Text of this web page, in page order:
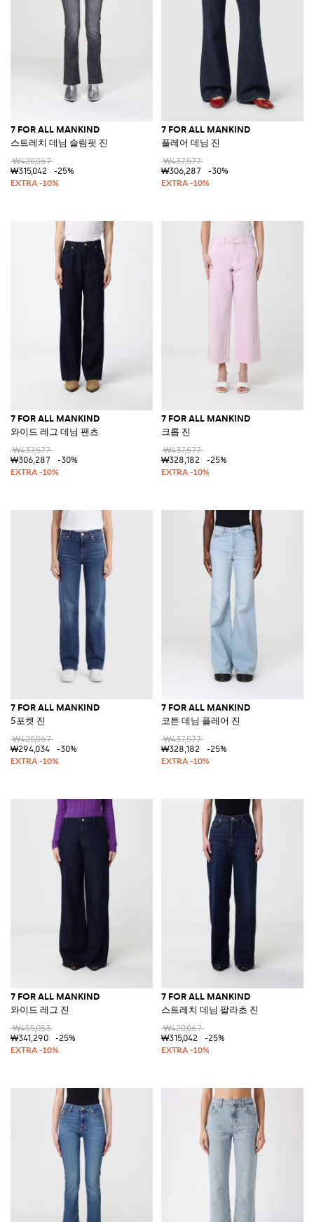
7 FOR ALL MANKIND
스트레치 데님 슬림핏 진
₩420,067
₩315,042
-25%
7 FOR ALL MANKIND
플레어 데님 진
₩437,577
₩306,287
-30%
7 FOR ALL MANKIND
와이드 레그 데님 팬츠
₩437,577
₩306,287
-30%
7 FOR ALL MANKIND
크롭 진
₩437,577
₩328,182
-25%
7 FOR ALL MANKIND
5포켓 진
₩420,067
₩294,034
-30%
7 FOR ALL MANKIND
코튼 데님 플레어 진
₩437,577
₩328,182
-25%
7 FOR ALL MANKIND
와이드 레그 진
₩455,053
₩341,290
-25%
7 FOR ALL MANKIND
스트레치 데님 팔라초 진
₩420,067
₩315,042
-25%